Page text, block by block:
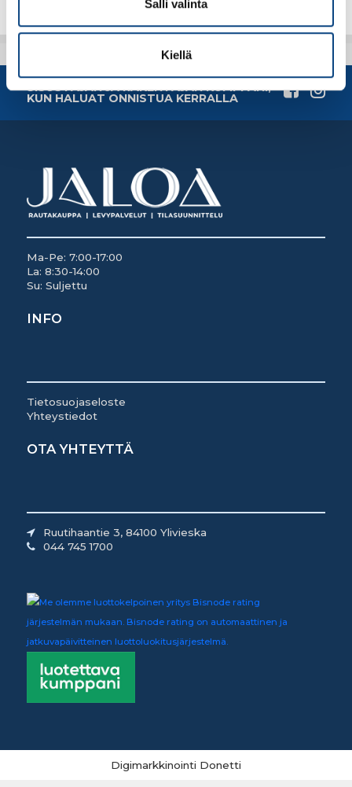
Salli valinta
Kiellä
SISUSTAJAN JA RAKENTAJAN KUMPPANI,
KUN HALUAT ONNISTUA KERRALLA
Ma-Pe: 7:00-17:00
La: 8:30-14:00
Su: Suljettu
INFO
Tietosuojaseloste
Yhteystiedot
OTA YHTEYTTÄ
Ruutihaantie 3, 84100 Ylivieska
044 745 1700
Digimarkkinointi Donetti